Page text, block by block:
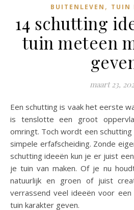
BUITENLEVEN , TUIN
14 schutting
tuin meteen
maart 23,
Een schutting is vaak het eerste wat opvalt in een tuin. Het
is tenslotte een groot
omringt. Toch wordt een schutting
simpele erfafscheiding. Zonde
schutting ideeën kun je er juist
je tuin van maken. Of je nu
natuurlijk en groen of juist
verrassend veel ideeën voor
tuin karakter geven.